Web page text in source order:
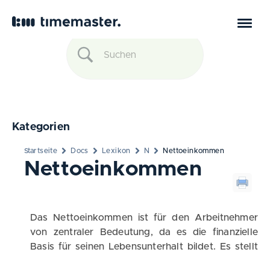
Kategorien
Startseite Docs Lexikon N Nettoeinkommen
Nettoeinkommen
Das Nettoeinkommen ist für den Arbeitnehmer
von zentraler Bedeutung, da es die finanzielle
Basis für seinen Lebensunterhalt bildet. Es stellt